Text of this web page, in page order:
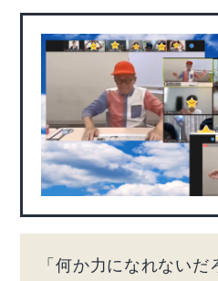
「何か力になれないだ